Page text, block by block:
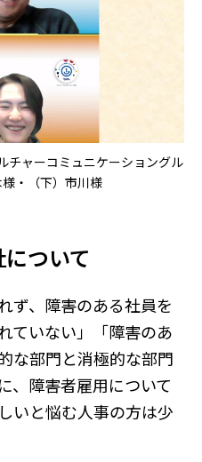
ャーコミュニケーショングル
・（下）市川様
ついて
ず、障害のある社員を
ていない」「障害のあ
な部門と消極的な部門
、障害者雇用について
いと悩む人事の方は少